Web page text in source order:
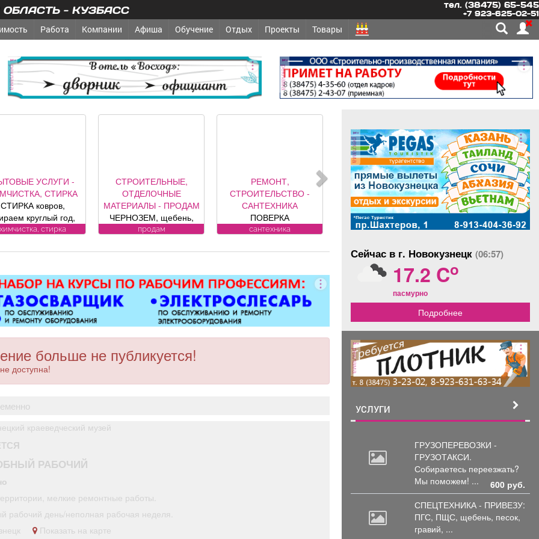
- КУЗБАСС тел. (38475) 65-545
+7 923-625-02-51
Работа Компании Афиша Обучение Отдых Проекты Товары
реклама реклама
УСЛУГИ -
СТИРКА
СТИРКА ковров,
круглый год,
и привезем
скидка
ковер»).
химчистка, стирка
СТРОИТЕЛЬНЫЕ,
ОТДЕЛОЧНЫЕ
МАТЕРИАЛЫ - ПРОДАМ
ЧЕРНОЗЕМ, щебень,
песок, уголь, торф,
другие под заказ,
Вывоз мусора.
продам
РЕМОНТ,
СТРОИТЕЛЬСТВО -
САНТЕХНИКА
ПОВЕРКА
ВОДОСЧЕТЧИКОВ на
замена, регистрация.
сантехника
больше не публикуется!
доступна!
краеведческий музей
РАБОЧИЙ
мелкие ремонтные работы.
рабочий день/неполная рабочая неделя.
Показать на карте
реклама
Сейчас в г. Новокузнецк (06:57)
17.2 Co
пасмурно
Подробнее
реклама
УСЛУГИ
ГРУЗОПЕРЕВОЗКИ -
ГРУЗОТАКСИ.
Собираетесь переезжать?
Мы поможем! ...
600 руб.
СПЕЦТЕХНИКА - ПРИВЕЗУ:
ПГС, ПЩС, щебень, песок,
гравий, ...